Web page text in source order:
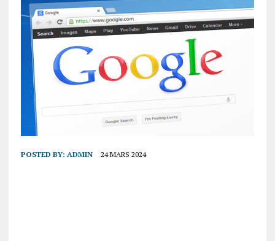
POSTED BY: ADMIN 24 MARS 2024